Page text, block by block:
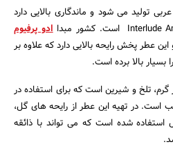
تولید می شود و ماندگاری بالایی دارد
ادو پرفیوم
عطر پخش رایحه بالایی دارد که علاوه بر
بالا برده است.
گرم، تلخ و شیرین است که برای استفاده در
است. در تهیه این عطر از رایحه های گل،
شده است که می تواند با ذائقه